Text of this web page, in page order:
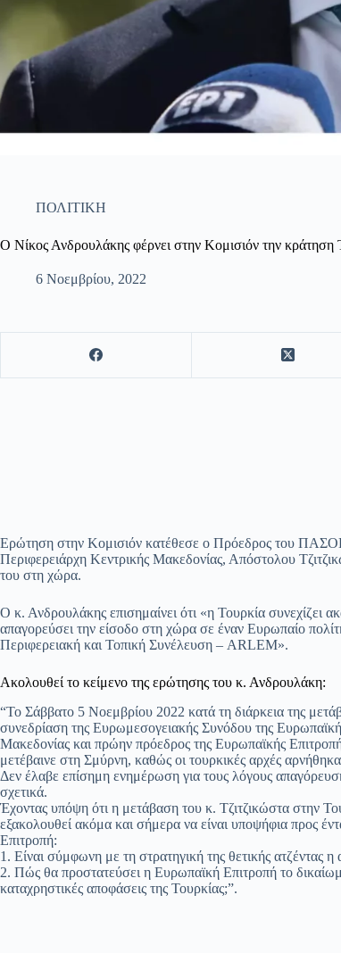
ΠΟΛΙΤΙΚΗ
Ο Νίκος Ανδρουλάκης φέρνει στην Κομισιόν την κράτηση
6 Νοεμβρίου, 2022
Ερώτηση στην Κομισιόν κατέθεσε ο Πρόεδρος του
Περιφερειάρχη Κεντρικής Μακεδονίας, Απόστολου
του στη χώρα.
Ο κ. Ανδρουλάκης επισημαίνει ότι «η Τουρκία συνεχίζει
απαγορεύσει την είσοδο στη χώρα σε έναν Ευρωπαίο
Περιφερειακή και Τοπική Συνέλευση – ARLEM».
Ακολουθεί το κείμενο της ερώτησης του κ. Ανδρουλάκη:
“Το Σάββατο 5 Νοεμβρίου 2022 κατά τη διάρκεια της
συνεδρίαση της Ευρωμεσογειακής Συνόδου της
Μακεδονίας και πρώην πρόεδρος της Ευρωπαϊκής
μετέβαινε στη Σμύρνη, καθώς οι τουρκικές αρχές
Δεν έλαβε επίσημη ενημέρωση για τους λόγους
σχετικά.
Έχοντας υπόψη ότι η μετάβαση του κ. Τζιτζικώστα στην
εξακολουθεί ακόμα και σήμερα να είναι υποψήφια προς
Επιτροπή:
1. Είναι σύμφωνη με τη στρατηγική της θετικής
2. Πώς θα προστατεύσει η Ευρωπαϊκή Επιτροπή το
καταχρηστικές αποφάσεις της Τουρκίας;”.